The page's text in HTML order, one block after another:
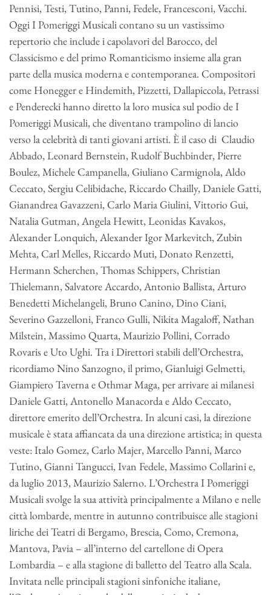
Pennisi, Testi, Tutino, Panni, Fedele, Francesconi, Vacchi.
Oggi I Pomeriggi Musicali contano su un vastissimo
repertorio che include i capolavori del Barocco, del
Classicismo e del primo Romanticismo insieme alla gran
parte della musica moderna e contemporanea. Compositori
come Honegger e Hindemith, Pizzetti, Dallapiccola, Petrassi
e Penderecki hanno diretto la loro musica sul podio de I
Pomeriggi Musicali, che diventano trampolino di lancio
verso la celebrità di tanti giovani artisti. È il caso di Claudio
Abbado, Leonard Bernstein, Rudolf Buchbinder, Pierre
Boulez, Michele Campanella, Giuliano Carmignola, Aldo
Ceccato, Sergiu Celibidache, Riccardo Chailly, Daniele Gatti,
Gianandrea Gavazzeni, Carlo Maria Giulini, Vittorio Gui,
Natalia Gutman, Angela Hewitt, Leonidas Kavakos,
Alexander Lonquich, Alexander Igor Markevitch, Zubin
Mehta, Carl Melles, Riccardo Muti, Donato Renzetti,
Hermann Scherchen, Thomas Schippers, Christian
Thielemann, Salvatore Accardo, Antonio Ballista, Arturo
Benedetti Michelangeli, Bruno Canino, Dino Ciani,
Severino Gazzelloni, Franco Gulli, Nikita Magaloff, Nathan
Milstein, Massimo Quarta, Maurizio Pollini, Corrado
Rovaris e Uto Ughi. Tra i Direttori stabili dell’Orchestra,
ricordiamo Nino Sanzogno, il primo, Gianluigi Gelmetti,
Giampiero Taverna e Othmar Maga, per arrivare ai milanesi
Daniele Gatti, Antonello Manacorda e Aldo Ceccato,
direttore emerito dell’Orchestra. In alcuni casi, la direzione
musicale è stata affiancata da una direzione artistica; in questa
veste: Italo Gomez, Carlo Majer, Marcello Panni, Marco
Tutino, Gianni Tangucci, Ivan Fedele, Massimo Collarini e,
da luglio 2013, Maurizio Salerno. L’Orchestra I Pomeriggi
Musicali svolge la sua attività principalmente a Milano e nelle
città lombarde, mentre in autunno contribuisce alle stagioni
liriche dei Teatri di Bergamo, Brescia, Como, Cremona,
Mantova, Pavia – all’interno del cartellone di Opera
Lombardia – e alla stagione di balletto del Teatro alla Scala.
Invitata nelle principali stagioni sinfoniche italiane,